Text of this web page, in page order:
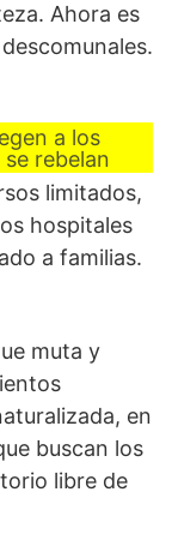
Ahora es
a los
rebelan
limitados,
hospitales
a familias.
muta y
en
buscan los
libre de